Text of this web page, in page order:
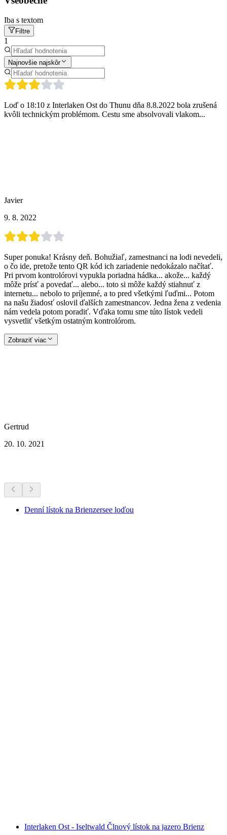
Iba s textom
Filtre
1
Najnovšie najskôr
Loď o 18:10 z Interlaken Ost do Thunu dňa 8.8.2022 bola zrušená
kvôli technickým problémom. Cestu sme absolvovali vlakom...
Javier
9. 8. 2022
Super ponuka! Krásny deň. Bohužiaľ, zamestnanci na lodi nevedeli,
o čo ide, pretože tento QR kód ich zariadenie nedokázalo načítať.
Pri prvom kontrolórovi vypukla poriadna hádka... akože... každý
môže prísť a povedať... alebo... toto si môže každý stiahnuť z
internetu... nebolo to príjemné, a to pred všetkými ľuďmi... Potom
na našu žiadosť oslovil ďalších zamestnancov. Jedna žena z vedenia
nám vedela potom poradiť. Vďaka tomu sme túto lístok vedeli
vysvetliť všetkým ostatným kontrolórom.
Zobraziť viac
Gertrud
20. 10. 2021
Denní lístok na Brienzersee loďou
Interlaken Ost - Iseltwald Člnový lístok na jazero Brienz